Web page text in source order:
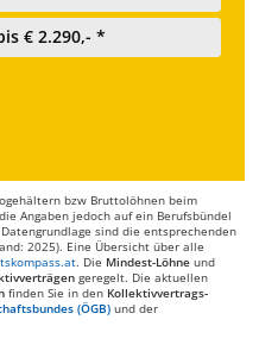
€ 2.290,- *
bzw Bruttolöhnen beim
Angaben jedoch auf ein Berufsbündel
sind die entsprechenden
2025). Eine Übersicht über alle
. Die Mindest-Löhne und
geregelt. Die aktuellen
finden Sie in den Kollektivvertrags-
(ÖGB) und der